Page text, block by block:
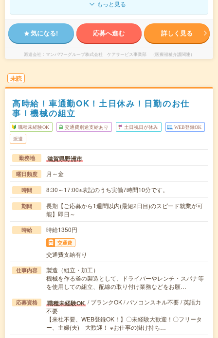
もっと見る
気になる! 応募へ進む 詳しく見る
派遣会社 マンパワーグループ株式会社 ケアサービス事業部 （医療福祉介護関連）
未読
高時給！車通勤OK！土日休み！日勤のお仕
事！機械の組立
職種未経験OK 交通費別途支給あり 土日祝日が休み WEB登録OK
派遣
勤務地 滋賀県野洲市
曜日頻度 月～金
時間 8:30～17:00※表記のうち実働7時間10分です。
期間
長期【ご応募から1週間以内(最短2日目)のスピード就業が可
能】即日～
時給 時給1350円
交通費
交通費支給有り
仕事内容
製造（組立・加工）
機械を作る釜の製造として、ドライバーやレンチ・スパナ等
を使用しての組立、配線の取り付け業務などをお願…
応募資格 職種未経験OK / ブランクOK / パソコンスキル不要 / 英語力
不要
【来社不要、WEB登録OK！】〇未経験大歓迎！〇フリータ
ー、主婦(夫) 大歓迎！ ※お仕事の掛け持ち…